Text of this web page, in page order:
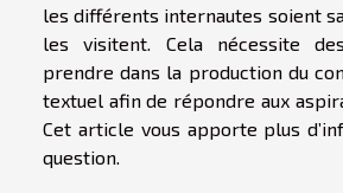
les différents internautes soient
les visitent. Cela nécessite
prendre dans la production du
textuel afin de répondre aux
Cet article vous apporte plus
question.